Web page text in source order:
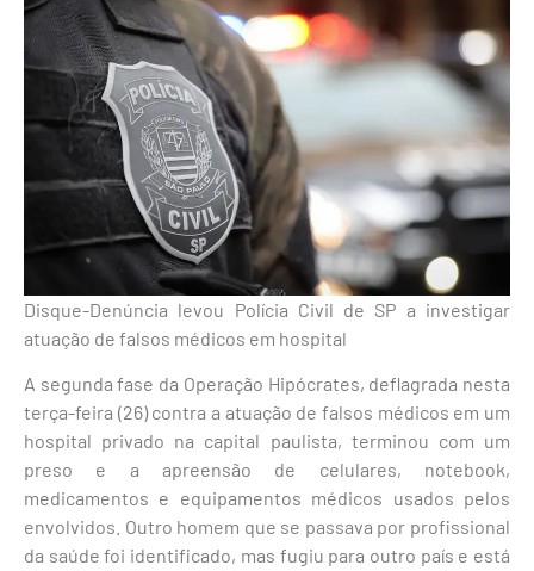
Disque-Denúncia levou Polícia Civil de SP a investigar
atuação de falsos médicos em hospital
A segunda fase da Operação Hipócrates, deflagrada nesta
terça-feira (26) contra a atuação de falsos médicos em um
hospital privado na capital paulista, terminou com um
preso e a apreensão de celulares, notebook,
medicamentos e equipamentos médicos usados pelos
envolvidos. Outro homem que se passava por profissional
da saúde foi identificado, mas fugiu para outro país e está